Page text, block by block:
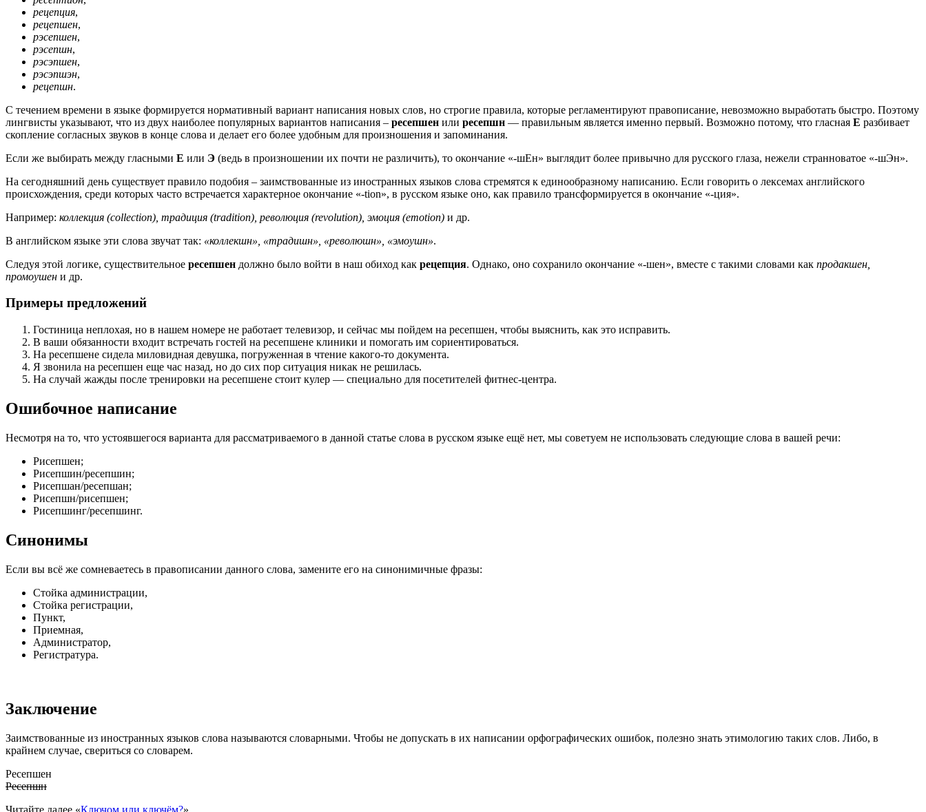
рецепция,
рецепшен,
рэсепшен,
рэсепшн,
рэсэпшен,
рэсэпшэн,
рецепшн.
С течением времени в языке формируется нормативный вариант написания новых слов, но строгие правила, которые регламентируют правописание, невозможно выработать быстро. Поэтому
лингвисты указывают, что из двух наиболее популярных вариантов написания – ресепшен или ресепшн — правильным является именно первый. Возможно потому, что гласная Е разбивает
скопление согласных звуков в конце слова и делает его более удобным для произношения и запоминания.
Если же выбирать между гласными Е или Э (ведь в произношении их почти не различить), то окончание «-шЕн» выглядит более привычно для русского глаза, нежели странноватое «-шЭн».
На сегодняшний день существует правило подобия – заимствованные из иностранных языков слова стремятся к единообразному написанию. Если говорить о лексемах английского
происхождения, среди которых часто встречается характерное окончание «-tion», в русском языке оно, как правило трансформируется в окончание «-ция».
Например: коллекция (collection), традиция (tradition), революция (revolution), эмоция (emotion) и др.
В английском языке эти слова звучат так: «коллекшн», «традишн», «революшн», «эмоушн».
Следуя этой логике, существительное ресепшен должно было войти в наш обиход как рецепция. Однако, оно сохранило окончание «-шен», вместе с такими словами как продакшен,
промоушен и др.
Примеры предложений
Гостиница неплохая, но в нашем номере не работает телевизор, и сейчас мы пойдем на ресепшен, чтобы выяснить, как это исправить.
В ваши обязанности входит встречать гостей на ресепшене клиники и помогать им сориентироваться.
На ресепшене сидела миловидная девушка, погруженная в чтение какого-то документа.
Я звонила на ресепшен еще час назад, но до сих пор ситуация никак не решилась.
На случай жажды после тренировки на ресепшене стоит кулер — специально для посетителей фитнес-центра.
Ошибочное написание
Несмотря на то, что устоявшегося варианта для рассматриваемого в данной статье слова в русском языке ещё нет, мы советуем не использовать следующие слова в вашей речи:
Рисепшен;
Рисепшин/ресепшин;
Рисепшан/ресепшан;
Рисепшн/рисепшен;
Рисепшинг/ресепшинг.
Синонимы
Если вы всё же сомневаетесь в правописании данного слова, замените его на синонимичные фразы:
Стойка администрации,
Стойка регистрации,
Пункт,
Приемная,
Администратор,
Регистратура.
Заключение
Заимствованные из иностранных языков слова называются словарными. Чтобы не допускать в их написании орфографических ошибок, полезно знать этимологию таких слов. Либо, в
крайнем случае, свериться со словарем.
Ресепшен
Ресепшн
Читайте далее «Ключом или ключём?»